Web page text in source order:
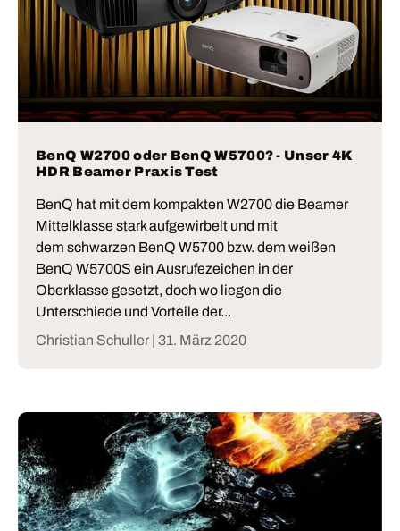
BenQ W2700 oder BenQ W5700? - Unser 4K
HDR Beamer Praxis Test
BenQ hat mit dem kompakten W2700 die Beamer
Mittelklasse stark aufgewirbelt und mit
dem schwarzen BenQ W5700 bzw. dem weißen
BenQ W5700S ein Ausrufezeichen in der
Oberklasse gesetzt, doch wo liegen die
Unterschiede und Vorteile der...
Christian Schuller | 31. März 2020